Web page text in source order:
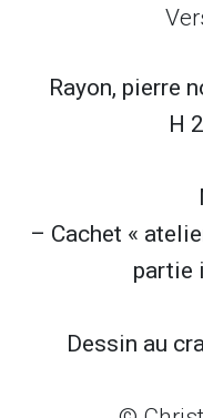
Rayon, pierre
H
– Cachet «
partie
Dessin au